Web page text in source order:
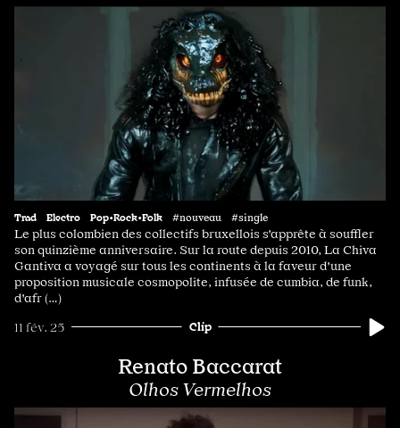
Trad Electro Pop•Rock•Folk #nouveau #single
Le plus colombien des collectifs bruxellois s'apprête à souffler
son quinzième anniversaire. Sur la route depuis 2010, La Chiva
Gantiva a voyagé sur tous les continents à la faveur d'une
proposition musicale cosmopolite, infusée de cumbia, de funk,
d'afr (…)
11 fév. 25 Clip
Renato Baccarat
Olhos Vermelhos